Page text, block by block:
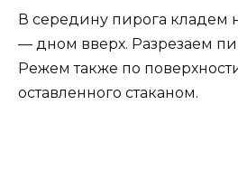
В середину пирога кладем
— дном вверх. Разрезаем
Режем также по
оставленного стаканом.